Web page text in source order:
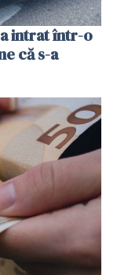
intrat într-o
că s-a